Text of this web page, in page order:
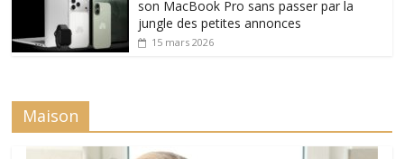
son MacBook Pro sans passer par la
jungle des petites annonces
15 mars 2026
Maison